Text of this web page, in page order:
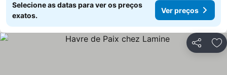
Selecione as datas para ver os preços
exatos.
Ver preços
Partilhar